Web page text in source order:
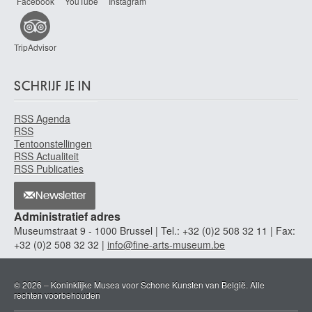
Marcase
Waregem 1946
Marcette Alexandre
Spa 1853 - Brussel 1929
Spa 1824 - 1890
Valencia (Spanje) 1610 - 1668
Marchand Jean
Parijs (Frankrijk) 1882 - 1941
Marchant Gaston
Les Sables-d'Olonne, Vendée (Frankrijk) 1843 - Rome (Italië) 1873
Marchoul Gustave
Luik 1924
Marcotte Marie-Antoinette
Marcoussis Louis
Warschau (Polen) 1883 - Cusset, Allier (Frankrijk) 1941
TripAdvisor
SCHRIJF JE IN
RSS Agenda
RSS
Tentoonstellingen
RSS Actualiteit
RSS Publicaties
Newsletter
Administratief adres
Museumstraat 9 - 1000 Brussel | Tel.: +32 (0)2 508 32 11 | Fax:
+32 (0)2 508 32 32 | info@fine-arts-museum.be
© 2026 – Koninklijke Musea voor Schone Kunsten van België. Alle
rechten voorbehouden